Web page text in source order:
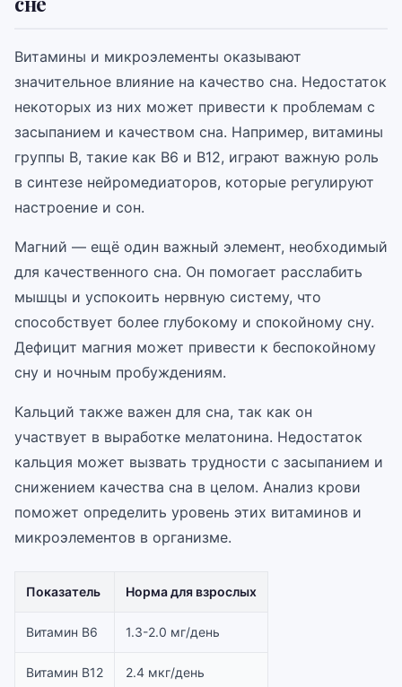
Витамины и микроэлементы оказывают
значительное влияние на качество сна. Недостаток
некоторых из них может привести к проблемам с
засыпанием и качеством сна. Например, витамины
группы В, такие как B6 и B12, играют важную роль
в синтезе нейромедиаторов, которые регулируют
настроение и сон.
Магний — ещё один важный элемент, необходимый
для качественного сна. Он помогает расслабить
мышцы и успокоить нервную систему, что
способствует более глубокому и спокойному сну.
Дефицит магния может привести к беспокойному
сну и ночным пробуждениям.
Кальций также важен для сна, так как он
участвует в выработке мелатонина. Недостаток
кальция может вызвать трудности с засыпанием и
снижением качества сна в целом. Анализ крови
поможет определить уровень этих витаминов и
микроэлементов в организме.
Показатель Норма для взрослых
Витамин B6 1.3-2.0 мг/день
Витамин B12 2.4 мкг/день